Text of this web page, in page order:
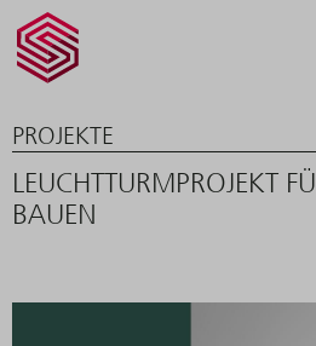
SA -
smart
engineering
PROJEKTE
LEUCHTTURMPROJEKT
BAUEN